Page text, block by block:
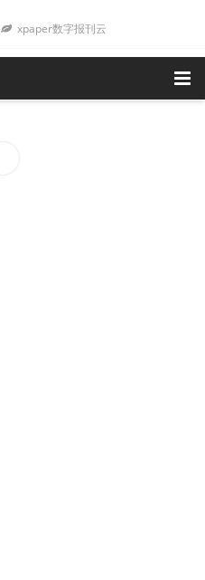
xpaper数字报刊云